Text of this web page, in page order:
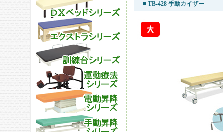
■ TB-428 手動カイザー